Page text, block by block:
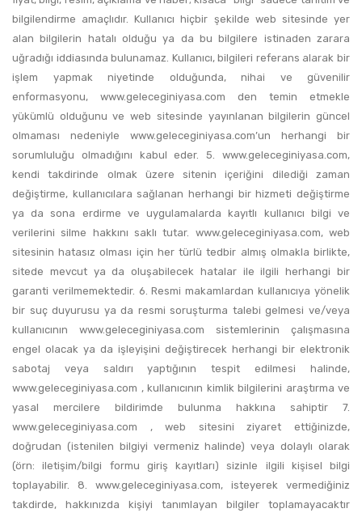
bilgilendirme amaçlıdır. Kullanıcı hiçbir şekilde web sitesinde yer
alan bilgilerin hatalı olduğu ya da bu bilgilere istinaden zarara
uğradığı iddiasında bulunamaz. Kullanıcı, bilgileri referans alarak bir
işlem yapmak niyetinde olduğunda, nihai ve güvenilir
enformasyonu, www.geleceginiyasa.com den temin etmekle
yükümlü olduğunu ve web sitesinde yayınlanan bilgilerin güncel
olmaması nedeniyle www.geleceginiyasa.com’un herhangi bir
sorumluluğu olmadığını kabul eder. 5. www.geleceginiyasa.com,
kendi takdirinde olmak üzere sitenin içeriğini dilediği zaman
değiştirme, kullanıcılara sağlanan herhangi bir hizmeti değiştirme
ya da sona erdirme ve uygulamalarda kayıtlı kullanıcı bilgi ve
verilerini silme hakkını saklı tutar. www.geleceginiyasa.com, web
sitesinin hatasız olması için her türlü tedbir almış olmakla birlikte,
sitede mevcut ya da oluşabilecek hatalar ile ilgili herhangi bir
garanti verilmemektedir. 6. Resmi makamlardan kullanıcıya yönelik
bir suç duyurusu ya da resmi soruşturma talebi gelmesi ve/veya
kullanıcının www.geleceginiyasa.com sistemlerinin çalışmasına
engel olacak ya da işleyişini değiştirecek herhangi bir elektronik
sabotaj veya saldırı yaptığının tespit edilmesi halinde,
www.geleceginiyasa.com , kullanıcının kimlik bilgilerini araştırma ve
yasal mercilere bildirimde bulunma hakkına sahiptir 7.
www.geleceginiyasa.com , web sitesini ziyaret ettiğinizde,
doğrudan (istenilen bilgiyi vermeniz halinde) veya dolaylı olarak
(örn: iletişim/bilgi formu giriş kayıtları) sizinle ilgili kişisel bilgi
toplayabilir. 8. www.geleceginiyasa.com, isteyerek vermediğiniz
takdirde, hakkınızda kişiyi tanımlayan bilgiler toplamayacaktır